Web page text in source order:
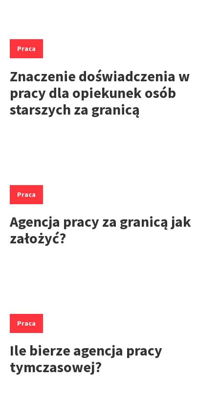
Kategorie:
Praca
Znaczenie doświadczenia w
pracy dla opiekunek osób
starszych za granicą
Kategorie:
Praca
Agencja pracy za granicą jak
założyć?
Kategorie:
Praca
Ile bierze agencja pracy
tymczasowej?